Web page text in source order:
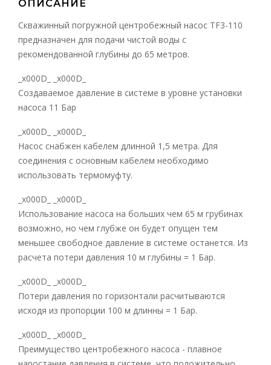
ОПИСАНИЕ
Cкважинный погружной центробежный насос TF3-110
предназначен для подачи чистой воды с
рекомендованной глубины до 65 метров.
_x000D_ _x000D_
Создаваемое давление в системе в уровне установки
насоса 11 Бар
_x000D_ _x000D_
Насос снабжен кабелем длинной 1,5 метра. Для
соединения с основным кабелем необходимо
использовать термомуфту.
_x000D_ _x000D_
Использование насоса на больших чем 65 м грубинах
возможно, но чем глубже он будет опущен тем
меньшее свободное давление в системе останется. Из
расчета потери давления 10 м глубины = 1 Бар.
_x000D_ _x000D_
Потери давления по горизонтали расчитываются
исходя из пропорции 100 м длинны = 1 Бар.
_x000D_ _x000D_
Преимущество центробежного насоса - плавное